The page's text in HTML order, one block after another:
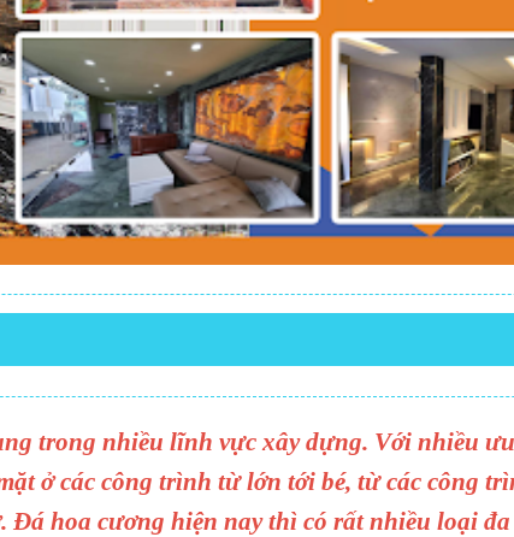
trong nhiều lĩnh vực xây dựng. Với nhiều
ở các công trình từ lớn tới bé, từ các công
Đá hoa cương hiện nay thì có rất nhiều loại đa